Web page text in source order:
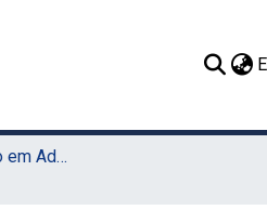
TCC - Bacharelado em Administração (Sede)